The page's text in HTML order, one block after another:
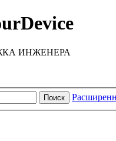
ИНЖЕНЕРА
Поиск